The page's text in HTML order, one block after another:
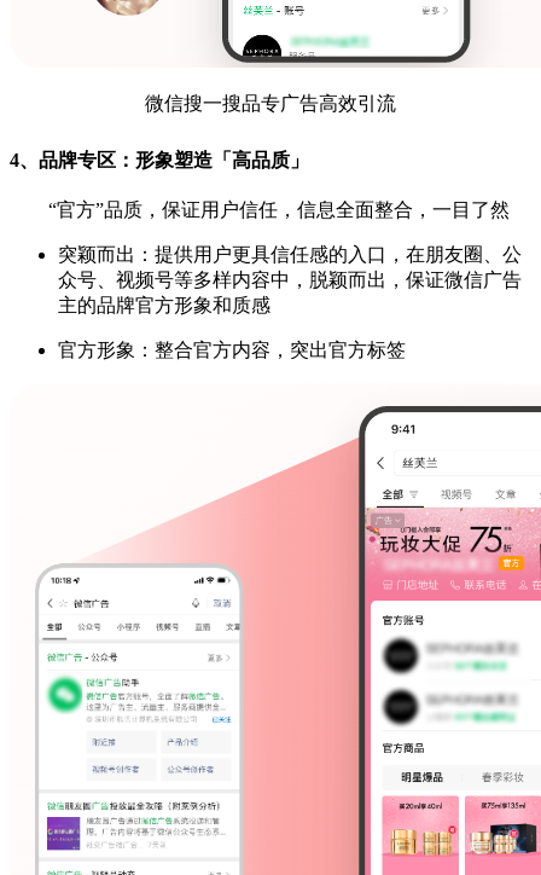
微信搜一搜品专广告高效引流
4、品牌专区：形象塑造「高品质」
“官方”品质，保证用户信任，信息全面整合，一目了然
突颖而出：提供用户更具信任感的入口，在朋友圈、公
众号、视频号等多样内容中，脱颖而出，保证微信广告
主的品牌官方形象和质感
官方形象：整合官方内容，突出官方标签